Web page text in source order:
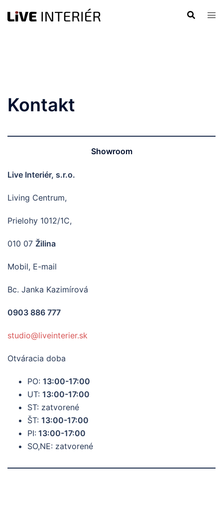
na
Kontakt
Showroom
Live Interiér, s.r.o.
Living Centrum,
Prielohy 1012/1C,
010 07 Žilina
Mobil, E-mail
Bc. Janka Kazimírová
0903 886 777
studio@liveinterier.sk
Otváracia doba
PO: 13:00-17:00
UT: 13:00-17:00
ST: zatvorené
ŠT: 13:00-17:00
PI: 13:00-17:00
SO,NE: zatvorené